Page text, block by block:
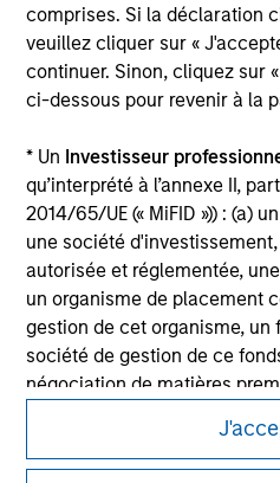
comprises. Si la déclaration
veuillez cliquer sur «
continuer. Sinon, cliquez sur
ci-dessous pour revenir à la
* Un Investisseur
qu’interprété à l’annexe II,
2014/65/UE (« MiFID »)) : (a)
une société
autorisée et réglementée,
un organisme de placement
gestion de cet organisme, un
société de gestion de ce
négociation de matières
institutionnel, qui devra être
pour opérer sur les marchés
All investing involves risks,
Please refer to the strategy
information on the strategy,
considerations.
Morgan Stanley